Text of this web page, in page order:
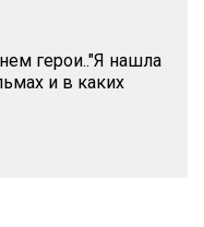
герои.."Я нашла
и в каких